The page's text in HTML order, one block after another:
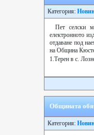
Категория:
Пет селски
електронното
отдаване под
на Община
1.Терен в с.
Общината
Категория: